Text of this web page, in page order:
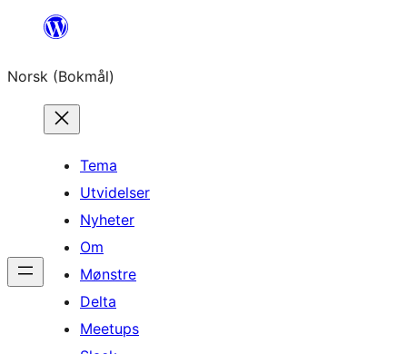
Hopp
innhold
Norsk (Bokmål)
Tema
Utvidelser
Nyheter
Om
Mønstre
Delta
Meetups